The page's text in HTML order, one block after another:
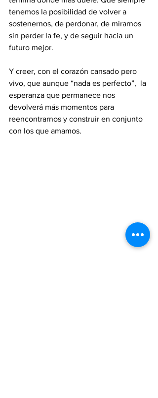
tenemos la posibilidad de volver a
sostenernos, de perdonar, de mirarnos
sin perder la fe, y de seguir hacia un
futuro mejor.
Y creer, con el corazón cansado pero
vivo, que aunque “nada es perfecto”,  la
esperanza que permanece nos
devolverá más momentos para
reencontrarnos y construir en conjunto
con los que amamos.